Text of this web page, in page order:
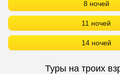
8 ночей
11 ночей
14 ночей
Туры на троих